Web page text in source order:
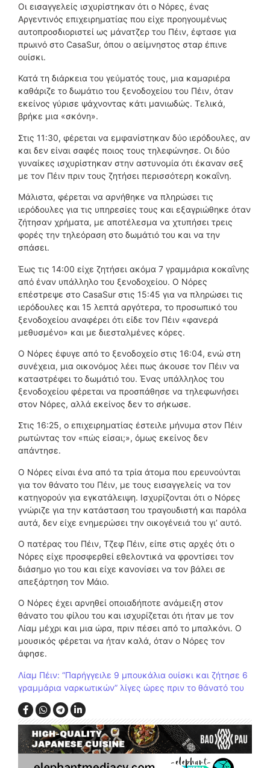
Οι εισαγγελείς ισχυρίστηκαν ότι ο Νόρες, ένας
Αργεντινός επιχειρηματίας που είχε προηγουμένως
αυτοπροσδιοριστεί ως μάνατζερ του Πέιν, έφτασε για
πρωινό στο CasaSur, όπου ο αείμνηστος σταρ έπινε
ουίσκι.
Κατά τη διάρκεια του γεύματός τους, μια καμαριέρα
καθάριζε το δωμάτιο του ξενοδοχείου του Πέιν, όταν
εκείνος γύρισε ψάχνοντας κάτι μανιωδώς. Τελικά,
βρήκε μια «σκόνη».
Στις 11:30, φέρεται να εμφανίστηκαν δύο ιερόδουλες, αν
και δεν είναι σαφές ποιος τους τηλεφώνησε. Οι δύο
γυναίκες ισχυρίστηκαν στην αστυνομία ότι έκαναν σεξ
με τον Πέιν πριν τους ζητήσει περισσότερη κοκαΐνη.
Μάλιστα, φέρεται να αρνήθηκε να πληρώσει τις
ιερόδουλες για τις υπηρεσίες τους και εξαγριώθηκε όταν
ζήτησαν χρήματα, με αποτέλεσμα να χτυπήσει τρεις
φορές την τηλεόραση στο δωμάτιό του και να την
σπάσει.
Έως τις 14:00 είχε ζητήσει ακόμα 7 γραμμάρια κοκαΐνης
από έναν υπάλληλο του ξενοδοχείου. Ο Νόρες
επέστρεψε στο CasaSur στις 15:45 για να πληρώσει τις
ιερόδουλες και 15 λεπτά αργότερα, το προσωπικό του
ξενοδοχείου αναφέρει ότι είδε τον Πέιν «φανερά
μεθυσμένο» και με διεσταλμένες κόρες.
Ο Νόρες έφυγε από το ξενοδοχείο στις 16:04, ενώ στη
συνέχεια, μια οικονόμος λέει πως άκουσε τον Πέιν να
καταστρέφει το δωμάτιό του. Ένας υπάλληλος του
ξενοδοχείου φέρεται να προσπάθησε να τηλεφωνήσει
στον Νόρες, αλλά εκείνος δεν το σήκωσε.
Στις 16:25, ο επιχειρηματίας έστειλε μήνυμα στον Πέιν
ρωτώντας τον «πώς είσαι;», όμως εκείνος δεν
απάντησε.
Ο Νόρες είναι ένα από τα τρία άτομα που ερευνούνται
για τον θάνατο του Πέιν, με τους εισαγγελείς να τον
κατηγορούν για εγκατάλειψη. Ισχυρίζονται ότι ο Νόρες
γνώριζε για την κατάσταση του τραγουδιστή και παρόλα
αυτά, δεν είχε ενημερώσει την οικογένειά του γι’ αυτό.
Ο πατέρας του Πέιν, Τζεφ Πέιν, είπε στις αρχές ότι ο
Νόρες είχε προσφερθεί εθελοντικά να φροντίσει τον
διάσημο γιο του και είχε κανονίσει να τον βάλει σε
απεξάρτηση τον Μάιο.
Ο Νόρες έχει αρνηθεί οποιαδήποτε ανάμειξη στον
θάνατο του φίλου του και ισχυρίζεται ότι ήταν με τον
Λίαμ μέχρι και μια ώρα, πριν πέσει από το μπαλκόνι. Ο
μουσικός φέρεται να ήταν καλά, όταν ο Νόρες τον
άφησε.
Λίαμ Πέιν: “Παρήγγειλε 9 μπουκάλια ουίσκι και ζήτησε 6
γραμμάρια ναρκωτικών” λίγες ώρες πριν το θάνατό του